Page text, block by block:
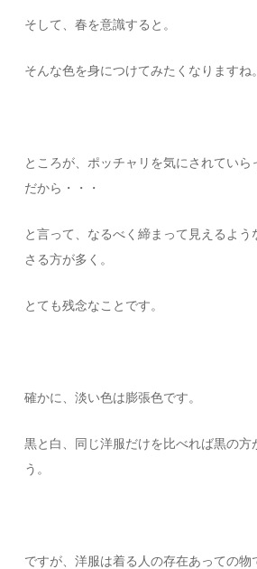
そして、春を意識すると。
そんな色を身につけてみたくなりますね。
ところが、ポッチャリを気にされてい
だから・・・
と言って、なるべく締まって見えるよう
さる方が多く。
とても残念なことです。
確かに、淡い色は膨張色です。
黒と白、同じ洋服だけを比べれば黒の方
う。
ですが、洋服は着る人の存在あっての物